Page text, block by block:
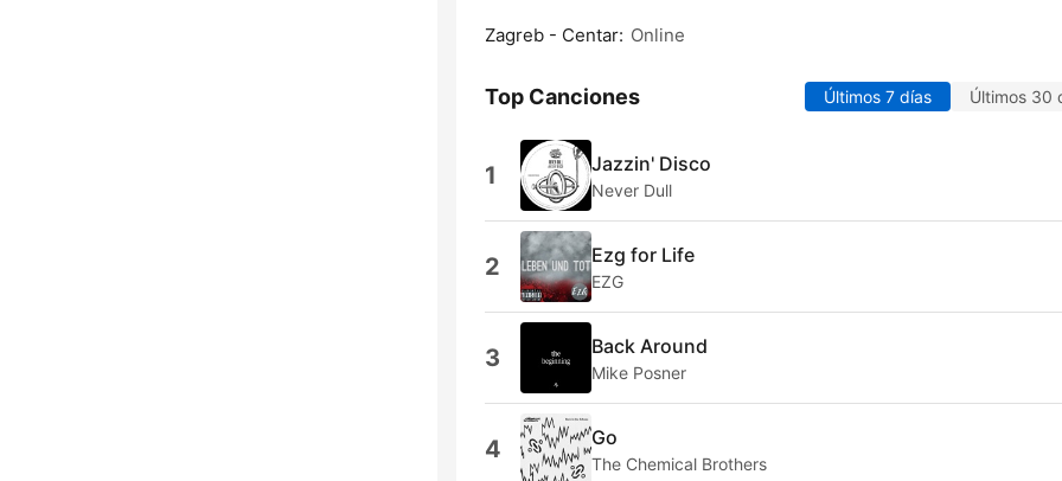
Zagreb - Centar: Online
Top Canciones Últimos 7 días Últimos 30
1 Jazzin' Disco
Never Dull
2 Ezg for Life
EZG
3 Back Around
Mike Posner
4 Go
The Chemical Brothers